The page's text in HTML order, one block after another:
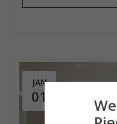
JAN
01